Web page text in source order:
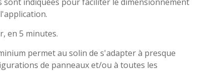
en 5 minutes.
permet au solin de s'adapter à presque
de panneaux et/ou à toutes les